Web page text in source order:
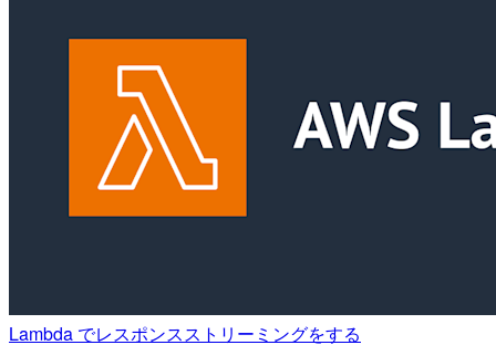
Lambda でレスポンスストリーミングをする